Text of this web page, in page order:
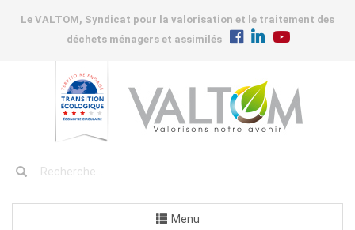
Le VALTOM, Syndicat pour la valorisation et le traitement des
déchets ménagers et assimilés
Menu